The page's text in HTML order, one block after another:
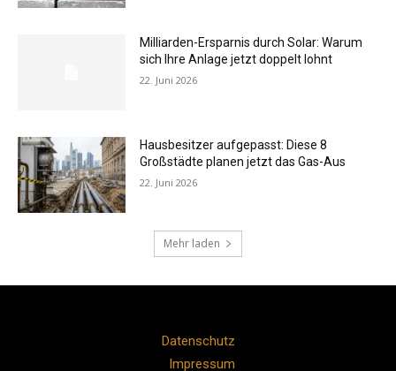
Milliarden-Ersparnis durch Solar: Warum
sich Ihre Anlage jetzt doppelt lohnt
22. Juni 2026
Hausbesitzer aufgepasst: Diese 8
Großstädte planen jetzt das Gas-Aus
22. Juni 2026
Mehr laden
Datenschutz
Impressum